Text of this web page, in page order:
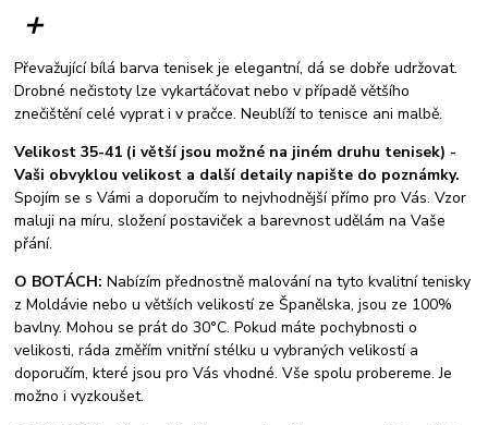
+
Převažující bílá barva tenisek je elegantní, dá se dobře udržovat.
Drobné nečistoty lze vykartáčovat nebo v případě většího
znečištění celé vyprat i v pračce. Neublíží to tenisce ani malbě.
Velikost 35-41 (i větší jsou možné na jiném druhu tenisek) -
Vaši obvyklou velikost a další detaily napište do poznámky.
Spojím se s Vámi a doporučím to nejvhodnější přímo pro Vás. Vzor
maluji na míru, složení postaviček a barevnost udělám na Vaše
přání.
O BOTÁCH:Nabízím přednostně malování na tyto kvalitní tenisky
z Moldávie nebo u větších velikostí ze Španělska, jsou ze 100%
bavlny. Mohou se prát do 30°C. Pokud máte pochybnosti o
velikosti, ráda změřím vnitřní stélku u vybraných velikostí a
doporučím, které jsou pro Vás vhodné. Vše spolu probereme. Je
možno i vyzkoušet.